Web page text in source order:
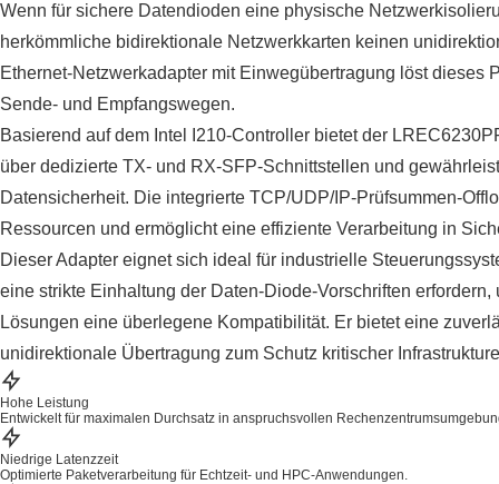
Wenn für sichere Datendioden eine physische
herkömmliche bidirektionale Netzwerkkarten keinen
Ethernet-Netzwerkadapter mit Einwegübertragung löst dieses
Sende- und Empfangswegen.
Basierend auf dem Intel I210-Controller bietet der
über dedizierte TX- und RX-SFP-Schnittstellen und
Datensicherheit. Die integrierte TCP/UDP/IP-Prüfsummen-
Ressourcen und ermöglicht eine effiziente Verarbeitung in
Dieser Adapter eignet sich ideal für industrielle
eine strikte Einhaltung der Daten-Diode-Vorschriften
Lösungen eine überlegene Kompatibilität. Er bietet eine
unidirektionale Übertragung zum Schutz kritischer
Hohe Leistung
Entwickelt für maximalen Durchsatz in anspruchsvollen
Niedrige Latenzzeit
Optimierte Paketverarbeitung für Echtzeit- und HPC-Anwendungen.